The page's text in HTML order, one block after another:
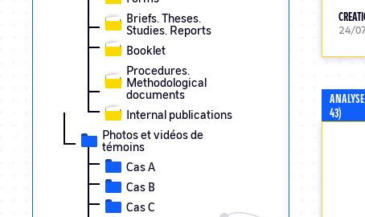
Briefs. Theses.
Studies. Reports
Booklet
Procedures.
Methodological
documents
Internal publications
Photos et vidéos de
témoins
Cas A
Cas B
Cas C
24/
43)